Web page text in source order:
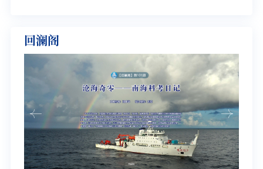
回澜阁